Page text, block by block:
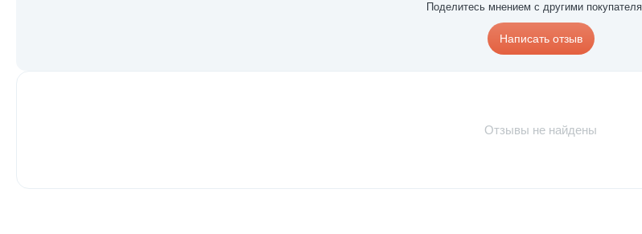
Поделитесь мнением с другими
Написать отзыв
Отзывы не найдены